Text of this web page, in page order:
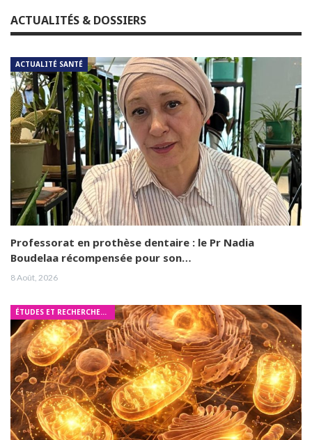
ACTUALITÉS & DOSSIERS
ACTUALITÉ SANTÉ
Professorat en prothèse dentaire : le Pr Nadia
Boudelaa récompensée pour son…
8 Août, 2026
ÉTUDES ET RECHERCHES MÉDICALES